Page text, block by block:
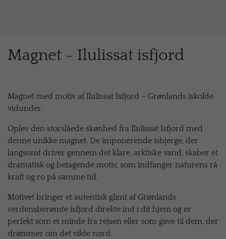
Magnet - Ilulissat isfjord
Magnet med motiv af Ilulissat Isfjord – Grønlands iskolde
vidunder
Oplev den storslåede skønhed fra Ilulissat Isfjord med
denne unikke magnet. De imponerende isbjerge, der
langsomt driver gennem det klare, arktiske vand, skaber et
dramatisk og betagende motiv, som indfanger naturens rå
kraft og ro på samme tid.
Motivet bringer et autentisk glimt af Grønlands
verdensberømte isfjord direkte ind i dit hjem og er
perfekt som et minde fra rejsen eller som gave til dem, der
drømmer om det vilde nord.